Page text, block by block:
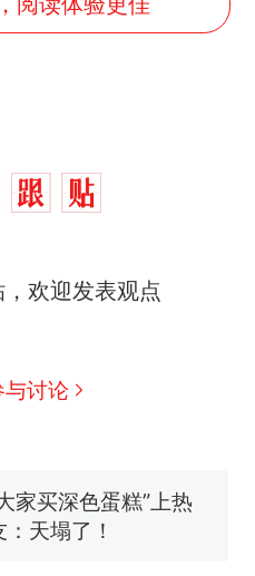
欢迎发表观点
讨论
“跟我回家”改写了
时开着反而更省电？
应
聘，成立调查组全面
家买深色蛋糕”上热
天塌了！